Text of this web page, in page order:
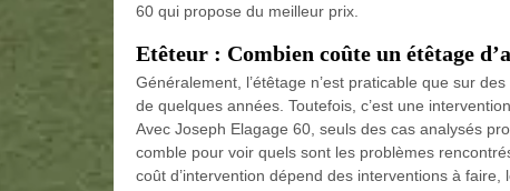
60 qui propose du meilleur prix.
Etêteur : Combien coûte un étêtage
Généralement, l’étêtage n’est praticable que sur
de quelques années. Toutefois, c’est une
Avec Joseph Elagage 60, seuls des cas analysés
comble pour voir quels sont les problèmes
coût d’intervention dépend des interventions à